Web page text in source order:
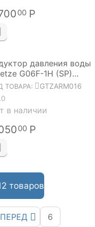
00 Р
давления воды
G06F-1H (SP)
ТОВАРА:
GTZARM016
в наличии
00 Р
товаров
6